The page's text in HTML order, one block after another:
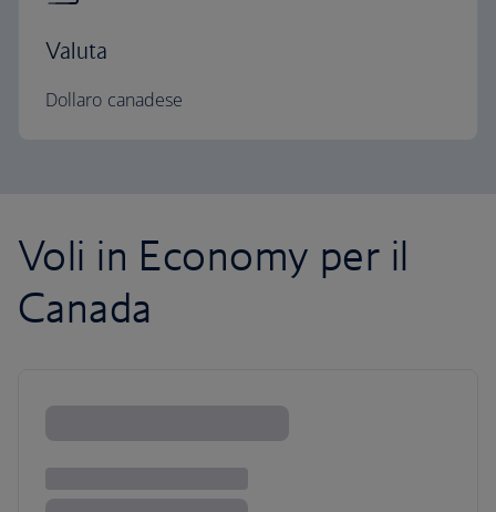
Valuta
Dollaro canadese
Voli in Economy per il
Canada